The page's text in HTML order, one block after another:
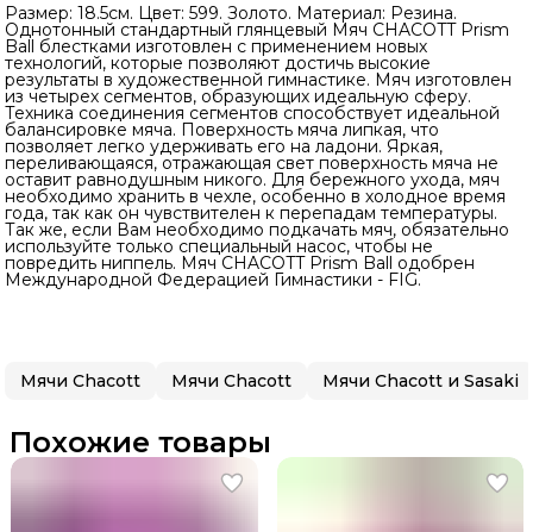
Размер: 18.5см. Цвет: 599. Золото. Материал: Резина.
Однотонный стандартный глянцевый Мяч CHACOTT Prism
Ball блестками изготовлен с применением новых
технологий, которые позволяют достичь высокие
результаты в художественной гимнастике. Мяч изготовлен
из четырех сегментов, образующих идеальную сферу.
Техника соединения сегментов способствует идеальной
балансировке мяча. Поверхность мяча липкая, что
позволяет легко удерживать его на ладони. Яркая,
переливающаяся, отражающая свет поверхность мяча не
оставит равнодушным никого. Для бережного ухода, мяч
необходимо хранить в чехле, особенно в холодное время
года, так как он чувствителен к перепадам температуры.
Так же, если Вам необходимо подкачать мяч, обязательно
используйте только специальный насос, чтобы не
повредить ниппель. Мяч CHACOTT Prism Ball одобрен
Международной Федерацией Гимнастики - FIG.
Мячи Chacott Мячи Chacott Мячи Chacott и Sasaki
Похожие товары